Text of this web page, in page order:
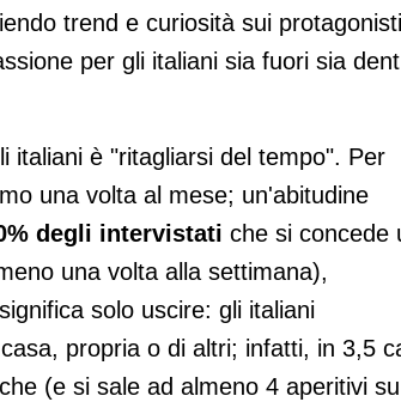
trend e curiosità sui
per gli italiani sia fuori sia
italiani è "ritagliarsi del tempo". Per
una volta al mese; un'abitudine
degli intervistati che si concede
una volta alla settimana),
solo uscire: gli italiani
propria o di altri; infatti, in 3,5
(e si sale ad almeno 4 aperitivi su